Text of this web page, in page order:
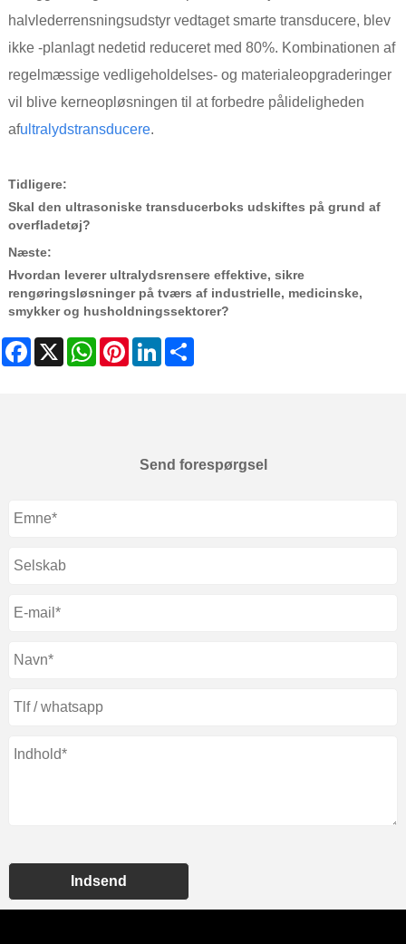
halvlederrensningsudstyr vedtaget smarte transducere, blev
ikke -planlagt nedetid reduceret med 80%. Kombinationen af
​​regelmæssige vedligeholdelses- og materialeopgraderinger
vil blive kerneopløsningen til at forbedre pålideligheden
afultralydstransducere.
Tidligere:
Skal den ultrasoniske transducerboks udskiftes på grund af
overfladetøj?
Næste:
Hvordan leverer ultralydsrensere effektive, sikre
rengøringsløsninger på tværs af industrielle, medicinske,
smykker og husholdningssektorer?
Facebook
X WhatsAppPinterestLinkedIn
Send forespørgsel
Indsend